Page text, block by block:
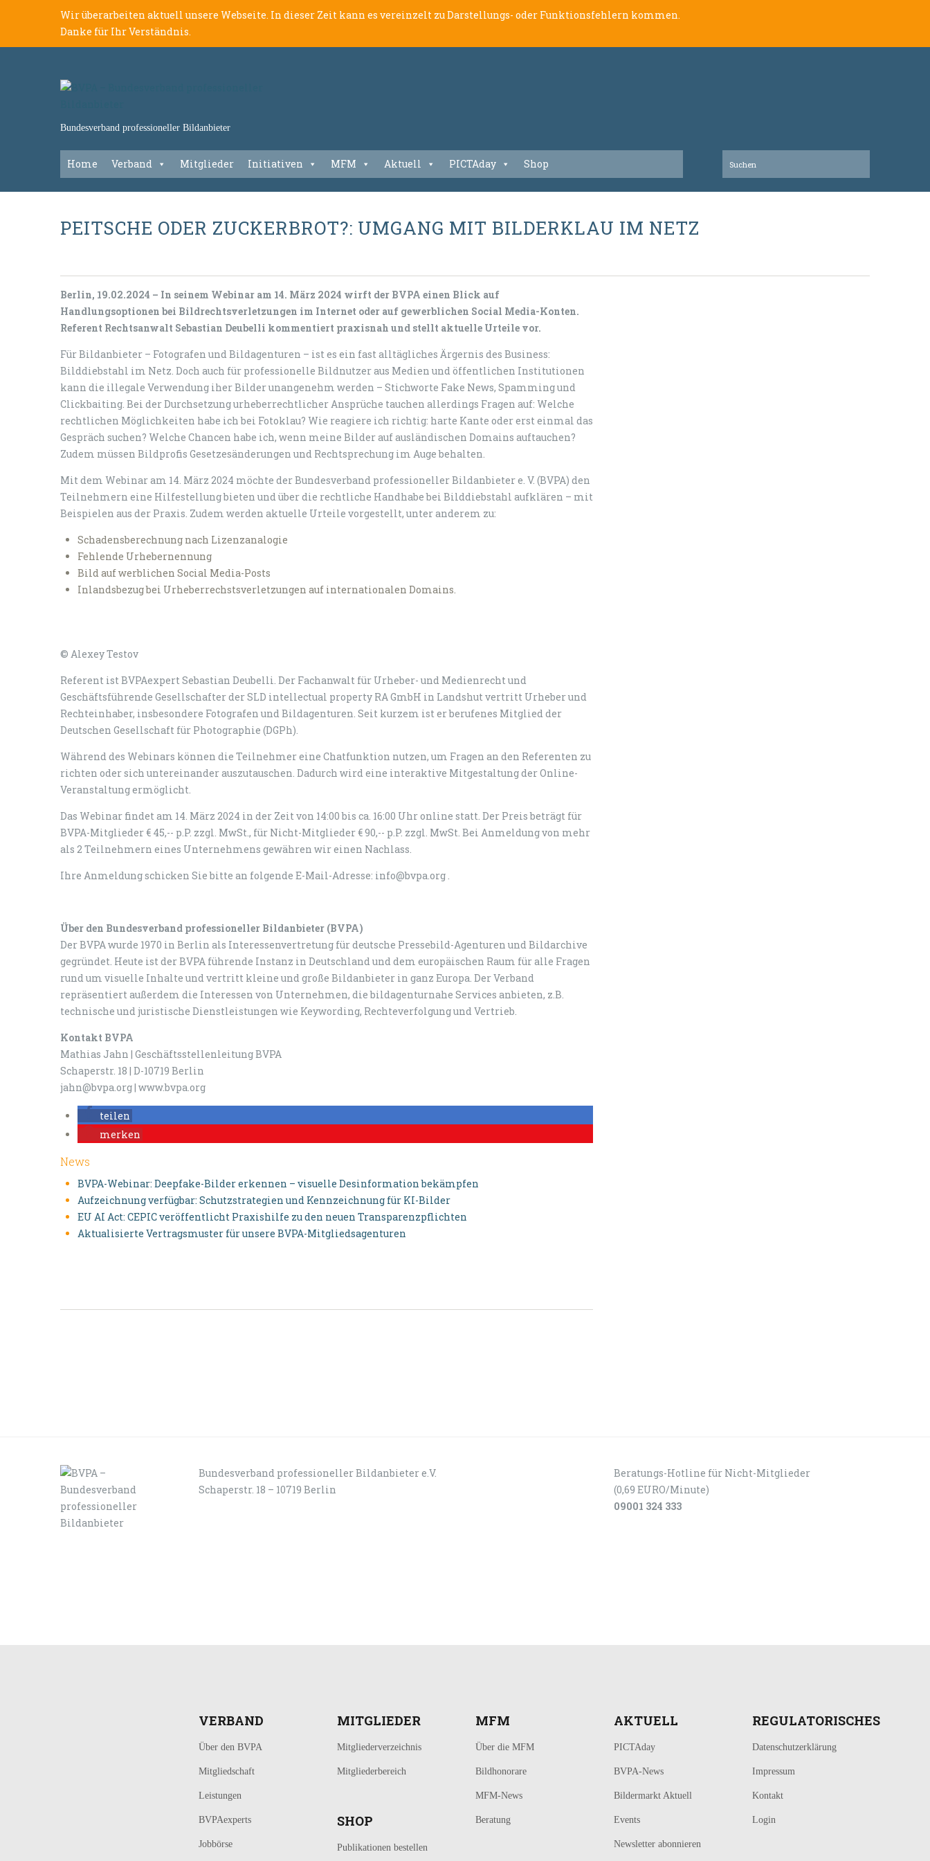
Wir überarbeiten aktuell unsere Webseite. In dieser Zeit kann es vereinzelt zu Darstellungs- oder Funktionsfehlern kommen.
Danke für Ihr Verständnis.
Bundesverband professioneller Bildanbieter
Home Verband Mitglieder Initiativen MFM Aktuell PICTAday Shop
PEITSCHE ODER ZUCKERBROT?: UMGANG MIT BILDERKLAU IM NETZ
Berlin, 19.02.2024 – In seinem Webinar am 14. März 2024 wirft der BVPA einen Blick auf
Handlungsoptionen bei Bildrechtsverletzungen im Internet oder auf gewerblichen Social Media-Konten.
Referent Rechtsanwalt Sebastian Deubelli kommentiert praxisnah und stellt aktuelle Urteile vor.
Für Bildanbieter – Fotografen und Bildagenturen – ist es ein fast alltägliches Ärgernis des Business:
Bilddiebstahl im Netz. Doch auch für professionelle Bildnutzer aus Medien und öffentlichen Institutionen
kann die illegale Verwendung iher Bilder unangenehm werden – Stichworte Fake News, Spamming und
Clickbaiting. Bei der Durchsetzung urheberrechtlicher Ansprüche tauchen allerdings Fragen auf: Welche
rechtlichen Möglichkeiten habe ich bei Fotoklau? Wie reagiere ich richtig: harte Kante oder erst einmal das
Gespräch suchen? Welche Chancen habe ich, wenn meine Bilder auf ausländischen Domains auftauchen?
Zudem müssen Bildprofis Gesetzesänderungen und Rechtsprechung im Auge behalten.
Mit dem Webinar am 14. März 2024 möchte der Bundesverband professioneller Bildanbieter e. V. (BVPA) den
Teilnehmern eine Hilfestellung bieten und über die rechtliche Handhabe bei Bilddiebstahl aufklären – mit
Beispielen aus der Praxis. Zudem werden aktuelle Urteile vorgestellt, unter anderem zu:
Schadensberechnung nach Lizenzanalogie
Fehlende Urhebernennung
Bild auf werblichen Social Media-Posts
Inlandsbezug bei Urheberrechstsverletzungen auf internationalen Domains.
© Alexey Testov
Referent ist BVPAexpert Sebastian Deubelli. Der Fachanwalt für Urheber- und Medienrecht und
Geschäftsführende Gesellschafter der SLD intellectual property RA GmbH in Landshut vertritt Urheber und
Rechteinhaber, insbesondere Fotografen und Bildagenturen. Seit kurzem ist er berufenes Mitglied der
Deutschen Gesellschaft für Photographie (DGPh).
Während des Webinars können die Teilnehmer eine Chatfunktion nutzen, um Fragen an den Referenten zu
richten oder sich untereinander auszutauschen. Dadurch wird eine interaktive Mitgestaltung der Online-
Veranstaltung ermöglicht.
Das Webinar findet am 14. März 2024 in der Zeit von 14:00 bis ca. 16:00 Uhr online statt. Der Preis beträgt für
BVPA-Mitglieder € 45,-- p.P. zzgl. MwSt., für Nicht-Mitglieder € 90,-- p.P. zzgl. MwSt. Bei Anmeldung von mehr
als 2 Teilnehmern eines Unternehmens gewähren wir einen Nachlass.
Ihre Anmeldung schicken Sie bitte an folgende E-Mail-Adresse: info@bvpa.org .
Über den Bundesverband professioneller Bildanbieter (BVPA)
Der BVPA wurde 1970 in Berlin als Interessenvertretung für deutsche Pressebild-Agenturen und Bildarchive
gegründet. Heute ist der BVPA führende Instanz in Deutschland und dem europäischen Raum für alle Fragen
rund um visuelle Inhalte und vertritt kleine und große Bildanbieter in ganz Europa. Der Verband
repräsentiert außerdem die Interessen von Unternehmen, die bildagenturnahe Services anbieten, z.B.
technische und juristische Dienstleistungen wie Keywording, Rechteverfolgung und Vertrieb.
Kontakt BVPA
Mathias Jahn | Geschäftsstellenleitung BVPA
Schaperstr. 18 | D-10719 Berlin
jahn@bvpa.org | www.bvpa.org
teilen
merken
News
BVPA-Webinar: Deepfake-Bilder erkennen – visuelle Desinformation bekämpfen
Aufzeichnung verfügbar: Schutzstrategien und Kennzeichnung für KI-Bilder
EU AI Act: CEPIC veröffentlicht Praxishilfe zu den neuen Transparenzpflichten
Aktualisierte Vertragsmuster für unsere BVPA-Mitgliedsagenturen
Bundesverband professioneller Bildanbieter e.V.
Schaperstr. 18 – 10719 Berlin
Beratungs-Hotline für Nicht-Mitglieder
(0,69 EURO/Minute)
09001 324 333
VERBAND
Über den BVPA
Mitgliedschaft
Leistungen
BVPAexperts
Jobbörse
MITGLIEDER
Mitgliederverzeichnis
Mitgliederbereich
SHOP
Publikationen bestellen
MFM
Über die MFM
Bildhonorare
MFM-News
Beratung
AKTUELL
PICTAday
BVPA-News
Bildermarkt Aktuell
Events
Newsletter abonnieren
REGULATORISCHES
Datenschutzerklärung
Impressum
Kontakt
Login